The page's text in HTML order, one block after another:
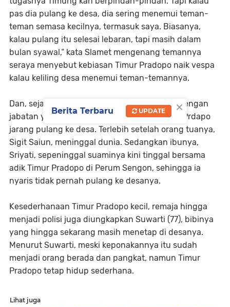
pas dia pulang ke desa, dia sering menemui teman-
teman semasa kecilnya, termasuk saya. Biasanya,
kalau pulang itu selesai lebaran, tapi masih dalam
bulan syawal,“ kata Slamet mengenang temannya
seraya menyebut kebiasan Timur Pradopo naik vespa
kalau keliling desa menemui teman-temannya.
Dan, sejak kesibukannya bertambah seiring dengan
jabatan yang diemban semakin tinggi, Timur Prdapo
jarang pulang ke desa. Terlebih setelah orang tuanya,
Sigit Saiun, meninggal dunia. Sedangkan ibunya,
Sriyati, sepeninggal suaminya kini tinggal bersama
adik Timur Pradopo di Perum Sengon, sehingga ia
nyaris tidak pernah pulang ke desanya.
Kesederhanaan Timur Pradopo kecil, remaja hingga
menjadi polisi juga diungkapkan Suwarti (77), bibinya
yang hingga sekarang masih menetap di desanya.
Menurut Suwarti, meski keponakannya itu sudah
menjadi orang berada dan pangkat, namun Timur
Pradopo tetap hidup sederhana.
Lihat juga
×
Berita Terbaru UPDATE